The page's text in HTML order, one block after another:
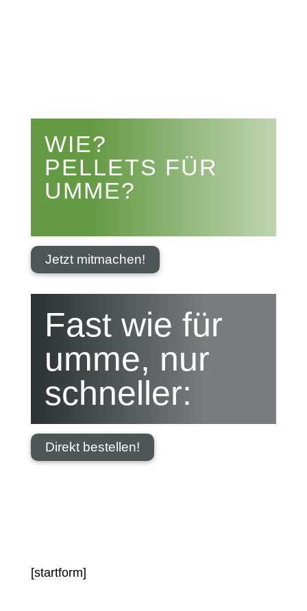
WIE?
PELLETS FÜR
UMME?
Jetzt mitmachen!
Fast wie für
umme, nur
schneller:
Direkt bestellen!
[startform]